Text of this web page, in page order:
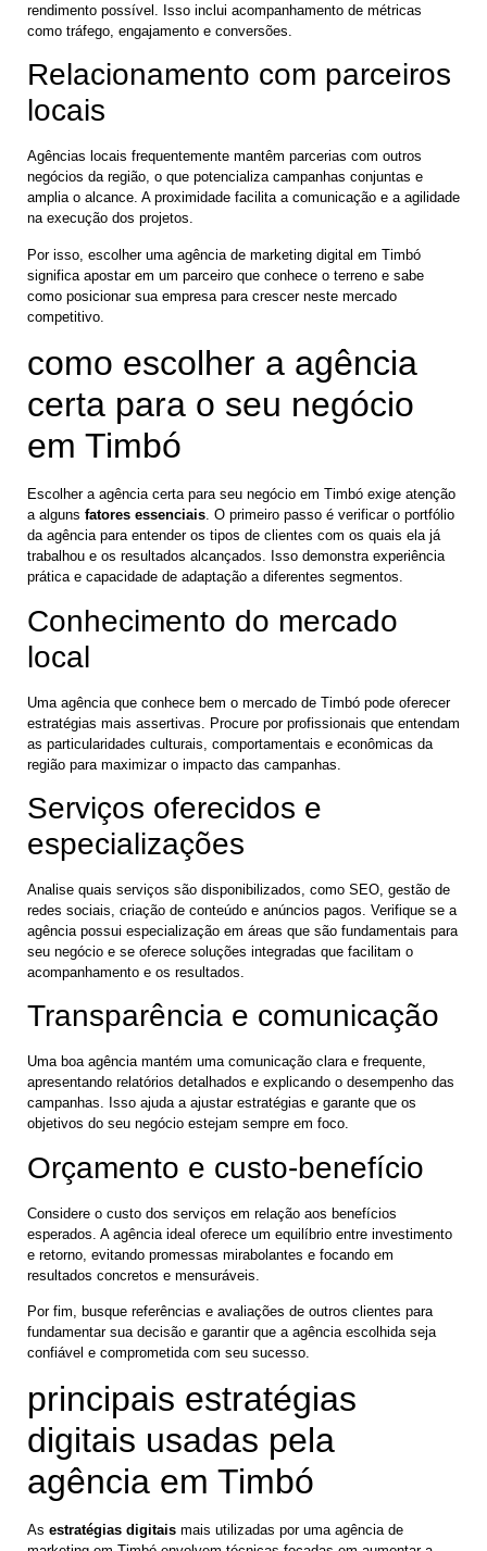
rendimento possível. Isso inclui acompanhamento de métricas
como tráfego, engajamento e conversões.
Relacionamento com parceiros
locais
Agências locais frequentemente mantêm parcerias com outros
negócios da região, o que potencializa campanhas conjuntas e
amplia o alcance. A proximidade facilita a comunicação e a agilidade
na execução dos projetos.
Por isso, escolher uma agência de marketing digital em Timbó
significa apostar em um parceiro que conhece o terreno e sabe
como posicionar sua empresa para crescer neste mercado
competitivo.
como escolher a agência
certa para o seu negócio
em Timbó
Escolher a agência certa para seu negócio em Timbó exige atenção
a alguns fatores essenciais. O primeiro passo é verificar o portfólio
da agência para entender os tipos de clientes com os quais ela já
trabalhou e os resultados alcançados. Isso demonstra experiência
prática e capacidade de adaptação a diferentes segmentos.
Conhecimento do mercado
local
Uma agência que conhece bem o mercado de Timbó pode oferecer
estratégias mais assertivas. Procure por profissionais que entendam
as particularidades culturais, comportamentais e econômicas da
região para maximizar o impacto das campanhas.
Serviços oferecidos e
especializações
Analise quais serviços são disponibilizados, como SEO, gestão de
redes sociais, criação de conteúdo e anúncios pagos. Verifique se a
agência possui especialização em áreas que são fundamentais para
seu negócio e se oferece soluções integradas que facilitam o
acompanhamento e os resultados.
Transparência e comunicação
Uma boa agência mantém uma comunicação clara e frequente,
apresentando relatórios detalhados e explicando o desempenho das
campanhas. Isso ajuda a ajustar estratégias e garante que os
objetivos do seu negócio estejam sempre em foco.
Orçamento e custo-benefício
Considere o custo dos serviços em relação aos benefícios
esperados. A agência ideal oferece um equilíbrio entre investimento
e retorno, evitando promessas mirabolantes e focando em
resultados concretos e mensuráveis.
Por fim, busque referências e avaliações de outros clientes para
fundamentar sua decisão e garantir que a agência escolhida seja
confiável e comprometida com seu sucesso.
principais estratégias
digitais usadas pela
agência em Timbó
As estratégias digitais mais utilizadas por uma agência de